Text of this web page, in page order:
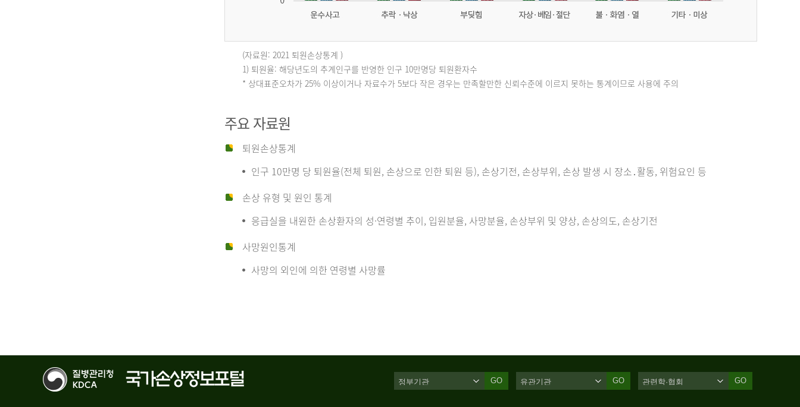
10
만
명
수
(자료원: 2021 퇴원손상통계 )
1) 퇴원율: 해당년도의 추계인구를 반영한 인구 10만명당 퇴원환자수
* 상대표준오차가 25% 이상이거나 자료수가 5보다 작은 경우는 만족할만한 신뢰수준에 이르지 못하는 통계이므로 사용에 주의
주요 자료원
퇴원손상통계
인구 10만명 당 퇴원율(전체 퇴원, 손상으로 인한 퇴원 등), 손상기전, 손상부위, 손상 발생 시 장소․활동, 위험요인 등
손상 유형 및 원인 통계
응급실을 내원한 손상환자의 성·연령별 추이, 입원분율, 사망분율, 손상부위 및 양상, 손상의도, 손상기전
사망원인통계
사망의 외인에 의한 연령별 사망률
GO GO GO